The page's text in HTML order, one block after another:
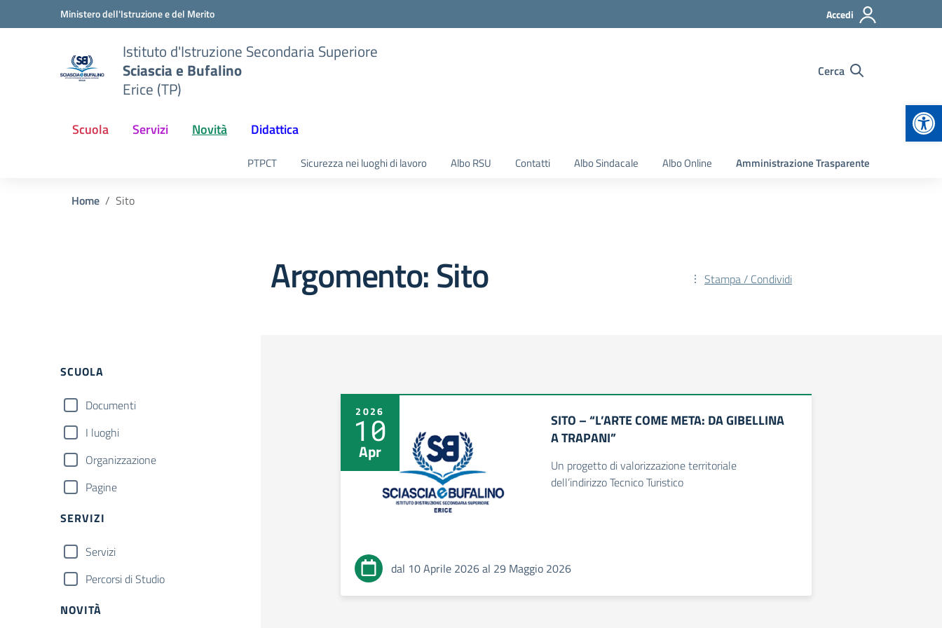
Vai ai contenuti
Vai al menu di navigazioneMinistero dell'Istruzione e del Merito Accedi
Istituto d'Istruzione Secondaria Superiore
Sciascia e Bufalino
Erice (TP)
Cerca
Scuola Servizi Novità Didattica
PTPCT Sicurezza nei luoghi di lavoro Albo RSU Contatti Albo Sindacale Albo Online Amministrazione Trasparente
Home Sito
Argomento: Sito Stampa / Condividi
Filtri
SCUOLA
Documenti
I luoghi
Organizzazione
Pagine
SERVIZI
Servizi
Percorsi di Studio
NOVITÀ
2026
10
Apr
SITO – “L’ARTE COME META: DA GIBELLINA
A TRAPANI”
Un progetto di valorizzazione territoriale
dell’indirizzo Tecnico Turistico
dal 10 Aprile 2026 al 29 Maggio 2026